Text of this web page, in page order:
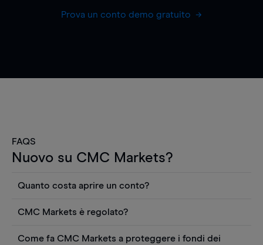
Prova un conto demo gratuito
FAQS
Nuovo su CMC Markets?
Quanto costa aprire un conto?
Puoi anche visualizzare gratuitamente i prezzi e
utilizzare strumenti come grafici, notizie Reuters
CMC Markets è regolato?
Come fa CMC Markets a proteggere i fondi dei